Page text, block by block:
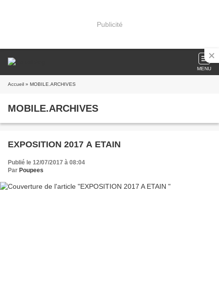
Publicité
MENU
Accueil » MOBILE.ARCHIVES
MOBILE.ARCHIVES
EXPOSITION 2017 A ETAIN
Publié le 12/07/2017 à 08:04
Par Poupees